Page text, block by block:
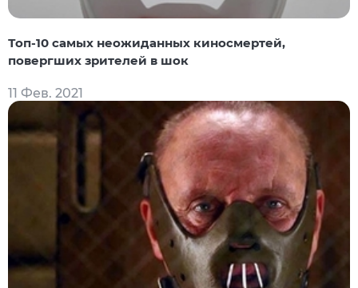
Топ-10 самых неожиданных киносмертей,
повергших зрителей в шок
11 Фев. 2021